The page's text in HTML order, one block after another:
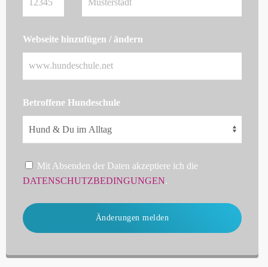
Webseite hinzufügen / ändern
Betroffene Hundeschule
Mit Absenden der Daten akzeptiere ich die
DATENSCHUTZBEDINGUNGEN.
Änderungen melden